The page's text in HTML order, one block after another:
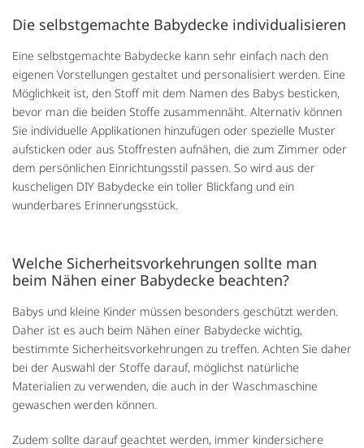
Die selbstgemachte Babydecke individualisieren
Eine selbstgemachte Babydecke kann sehr einfach nach den
eigenen Vorstellungen gestaltet und personalisiert werden. Eine
Möglichkeit ist, den Stoff mit dem Namen des Babys besticken,
bevor man die beiden Stoffe zusammennäht. Alternativ können
Sie individuelle Applikationen hinzufügen oder spezielle Muster
aufsticken oder aus Stoffresten aufnähen, die zum Zimmer oder
dem persönlichen Einrichtungsstil passen. So wird aus der
kuscheligen DIY Babydecke ein toller Blickfang und ein
wunderbares Erinnerungsstück.
Welche Sicherheitsvorkehrungen sollte man
beim Nähen einer Babydecke beachten?
Babys und kleine Kinder müssen besonders geschützt werden.
Daher ist es auch beim Nähen einer Babydecke wichtig,
bestimmte Sicherheitsvorkehrungen zu treffen. Achten Sie daher
bei der Auswahl der Stoffe darauf, möglichst natürliche
Materialien zu verwenden, die auch in der Waschmaschine
gewaschen werden können.
Zudem sollte darauf geachtet werden, immer kindersichere